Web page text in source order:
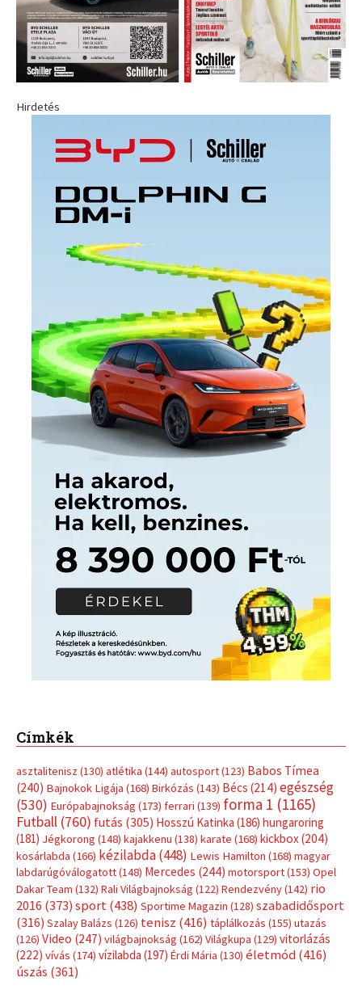
Hirdetés
Címkék
asztalitenisz (130) atlétika (144) autosport(123) Babos Tímea
(240) Bajnokok Ligája (168) Birkózás (143) Bécs (214) egészség
(530) Európabajnokság (173) ferrari (139) forma 1 (1165)
Futball (760) futás (305) Hosszú Katinka (186) hungaroring
(181) Jégkorong (148) kajakkenu (138) karate (168) kickbox(204)
kosárlabda (166) kézilabda(448) Lewis Hamilton (168) magyar
labdarúgóválogatott(148) Mercedes (244) motorsport(153) Opel
Dakar Team (132) Rali Világbajnokság (122) Rendezvény(142) rio
2016 (373) sport(438) Sportime Magazin (128) szabadidősport
(316) Szalay Balázs (126) tenisz (416) táplálkozás (155) utazás
(126) Video (247) világbajnokság (162) Világkupa (129) vitorlázás
(222) vívás (174) vízilabda (197) Érdi Mária (130) életmód(416)
úszás (361)